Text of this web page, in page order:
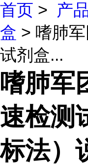
首页 > 产
盒 > 嗜肺
试剂盒...
嗜肺军
速检测
标法）